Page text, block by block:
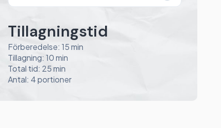
Tillagningstid
Förberedelse: 15 min
Tillagning: 10 min
Total tid: 25 min
Antal: 4 portioner